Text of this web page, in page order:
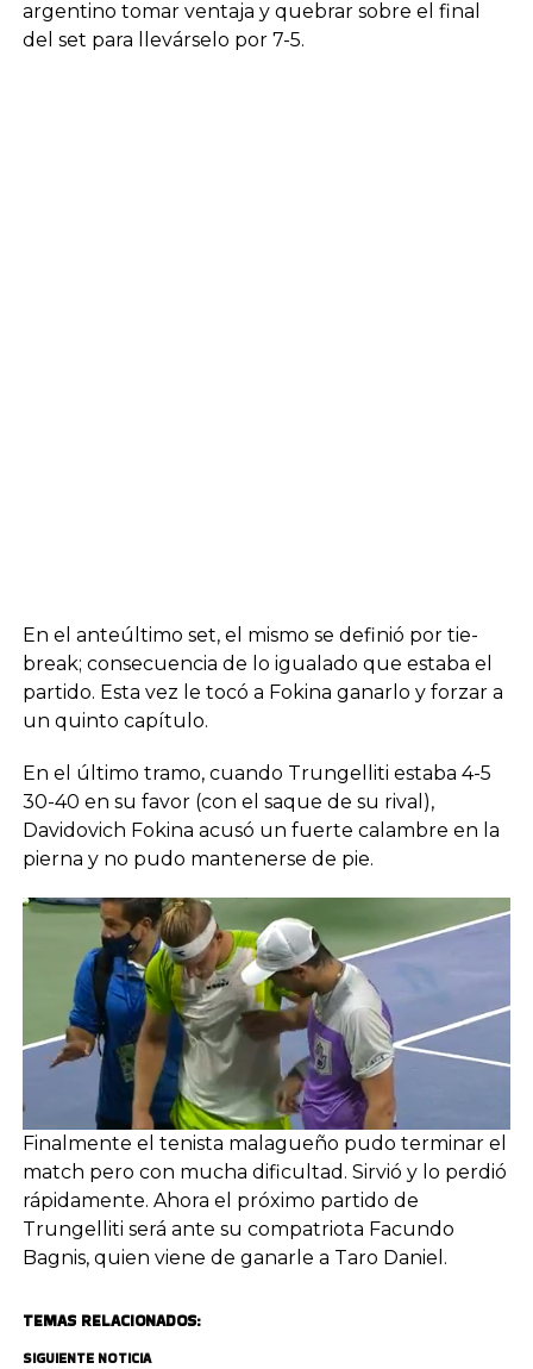
argentino tomar ventaja y quebrar sobre el final
del set para llevárselo por 7-5.
En el anteúltimo set, el mismo se definió por tie-
break; consecuencia de lo igualado que estaba el
partido. Esta vez le tocó a Fokina ganarlo y forzar a
un quinto capítulo.
En el último tramo, cuando Trungelliti estaba 4-5
30-40 en su favor (con el saque de su rival),
Davidovich Fokina acusó un fuerte calambre en la
pierna y no pudo mantenerse de pie.
Finalmente el tenista malagueño pudo terminar el
match pero con mucha dificultad. Sirvió y lo perdió
rápidamente. Ahora el próximo partido de
Trungelliti será ante su compatriota Facundo
Bagnis, quien viene de ganarle a Taro Daniel.
TEMAS RELACIONADOS:
SIGUIENTE NOTICIA